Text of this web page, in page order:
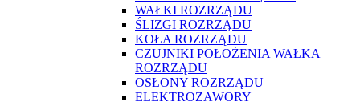
WAŁKI ROZRZĄDU
ŚLIZGI ROZRZĄDU
KOŁA ROZRZĄDU
CZUJNIKI POŁOŻENIA WAŁKA
ROZRZĄDU
OSŁONY ROZRZĄDU
ELEKTROZAWORY